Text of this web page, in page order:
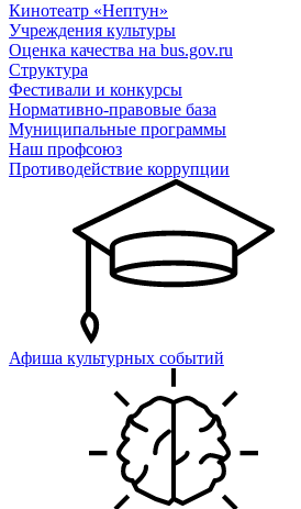
Кинотеатр «Нептун»
Учреждения культуры
Оценка качества на bus.gov.ru
Структура
Фестивали и конкурсы
Нормативно-правовые база
Муниципальные программы
Наш профсоюз
Противодействие коррупции
Афиша культурных событий